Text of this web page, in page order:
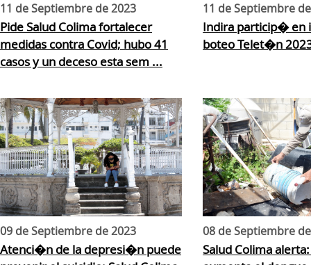
11 de Septiembre de 2023
Pide Salud Colima fortalecer
medidas contra Covid; hubo 41
casos y un deceso esta sem ...
11 de Septiembre
Indira particip� en
boteo Telet�n
09 de Septiembre de 2023
Atenci�n de la depresi�n puede
08 de Septiembre
Salud Colima